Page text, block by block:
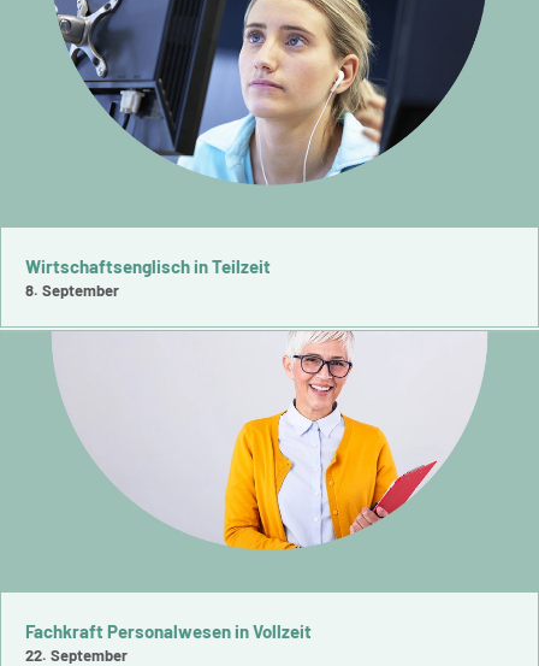
Wirtschaftsenglisch in Teilzeit
8. September
Fachkraft Personalwesen in Vollzeit
22. September